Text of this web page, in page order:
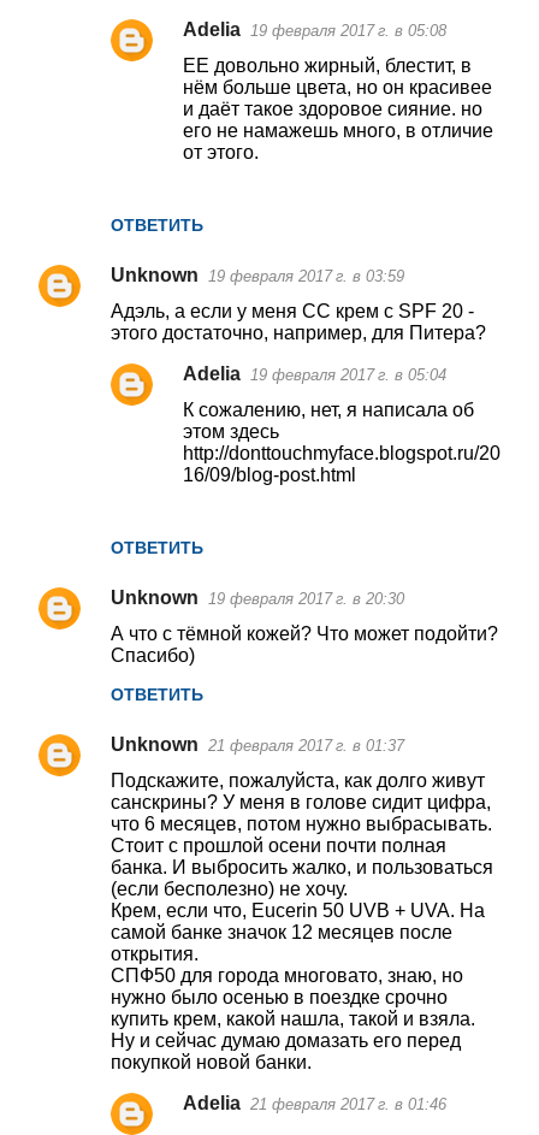
ОТВЕТИТЬ
Adelia 19 февраля 2017 г. в 05:08
EE довольно жирный, блестит, в
нём больше цвета, но он красивее
и даёт такое здоровое сияние. но
его не намажешь много, в отличие
от этого.
Unknown 19 февраля 2017 г. в 03:59
Адэль, а если у меня СС крем с SPF 20 -
этого достаточно, например, для Питера?
ОТВЕТИТЬ
Adelia 19 февраля 2017 г. в 05:04
К сожалению, нет, я написала об
этом здесь
http://donttouchmyface.blogspot.ru/20
16/09/blog-post.html
Unknown 19 февраля 2017 г. в 20:30
А что с тёмной кожей? Что может подойти?
Спасибо)
ОТВЕТИТЬ
Unknown 21 февраля 2017 г. в 01:37
Подскажите, пожалуйста, как долго живут
санскрины? У меня в голове сидит цифра,
что 6 месяцев, потом нужно выбрасывать.
Стоит с прошлой осени почти полная
банка. И выбросить жалко, и пользоваться
(если бесполезно) не хочу.
Крем, если что, Eucerin 50 UVB + UVA. На
самой банке значок 12 месяцев после
открытия.
СПФ50 для города многовато, знаю, но
нужно было осенью в поездке срочно
купить крем, какой нашла, такой и взяла.
Ну и сейчас думаю домазать его перед
покупкой новой банки.
Adelia 21 февраля 2017 г. в 01:46